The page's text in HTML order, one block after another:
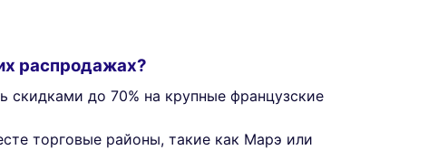
распродажах?
скидками до 70% на крупные французские
торговые районы, такие как Марэ или